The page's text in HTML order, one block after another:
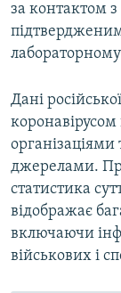
за контактом
Дані
джерелами.
статистика
відображає
включаючи
військових і